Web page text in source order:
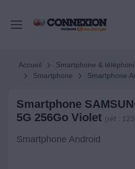
Accueil Smartphone &
Smartphone
Smartphone
Smartphone
5G 256Go Violet (réf :
Smartphone Android